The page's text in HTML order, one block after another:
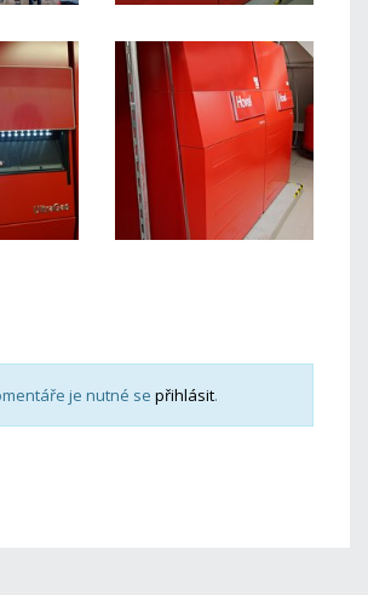
je nutné se přihlásit.